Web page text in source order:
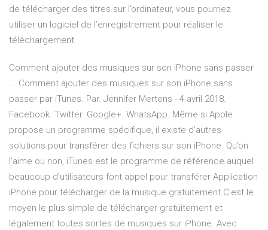
de télécharger des titres sur l’ordinateur, vous pourriez
utiliser un logiciel de l’enregistrement pour réaliser le
téléchargement.
Comment ajouter des musiques sur son iPhone sans passer
... Comment ajouter des musiques sur son iPhone sans
passer par iTunes. Par. Jennifer Mertens - 4 avril 2018.
Facebook. Twitter. Google+. WhatsApp. Même si Apple
propose un programme spécifique, il existe d’autres
solutions pour transférer des fichiers sur son iPhone. Qu’on
l’aime ou non, iTunes est le programme de référence auquel
beaucoup d’utilisateurs font appel pour transférer Application
iPhone pour télécharger de la musique gratuitement C’est le
moyen le plus simple de télécharger gratuitement et
légalement toutes sortes de musiques sur iPhone. Avec